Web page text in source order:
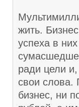
жить.
успеха в
ради цели
свои слова.
бизнес, ни